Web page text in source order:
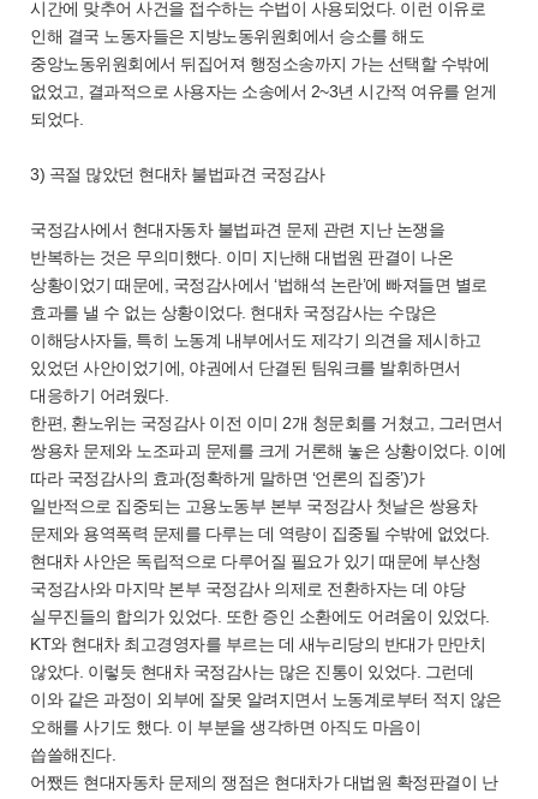
시간에 맞추어 사건을 접수하는 수법이 사용되었다. 이런 이유로
인해 결국 노동자들은 지방노동위원회에서 승소를 해도
중앙노동위원회에서 뒤집어져 행정소송까지 가는 선택할 수밖에
없었고, 결과적으로 사용자는 소송에서 2~3년 시간적 여유를 얻게
되었다.
3) 곡절 많았던 현대차 불법파견 국정감사
국정감사에서 현대자동차 불법파견 문제 관련 지난 논쟁을
반복하는 것은 무의미했다. 이미 지난해 대법원 판결이 나온
상황이었기 때문에, 국정감사에서 ‘법해석 논란’에 빠져들면 별로
효과를 낼 수 없는 상황이었다. 현대차 국정감사는 수많은
이해당사자들, 특히 노동계 내부에서도 제각기 의견을 제시하고
있었던 사안이었기에, 야권에서 단결된 팀워크를 발휘하면서
대응하기 어려웠다.
한편, 환노위는 국정감사 이전 이미 2개 청문회를 거쳤고, 그러면서
쌍용차 문제와 노조파괴 문제를 크게 거론해 놓은 상황이었다. 이에
따라 국정감사의 효과(정확하게 말하면 ‘언론의 집중’)가
일반적으로 집중되는 고용노동부 본부 국정감사 첫날은 쌍용차
문제와 용역폭력 문제를 다루는 데 역량이 집중될 수밖에 없었다.
현대차 사안은 독립적으로 다루어질 필요가 있기 때문에 부산청
국정감사와 마지막 본부 국정감사 의제로 전환하자는 데 야당
실무진들의 합의가 있었다. 또한 증인 소환에도 어려움이 있었다.
KT와 현대차 최고경영자를 부르는 데 새누리당의 반대가 만만치
않았다. 이렇듯 현대차 국정감사는 많은 진통이 있었다. 그런데
이와 같은 과정이 외부에 잘못 알려지면서 노동계로부터 적지 않은
오해를 사기도 했다. 이 부분을 생각하면 아직도 마음이
씁쓸해진다.
어쨌든 현대자동차 문제의 쟁점은 현대차가 대법원 확정판결이 난